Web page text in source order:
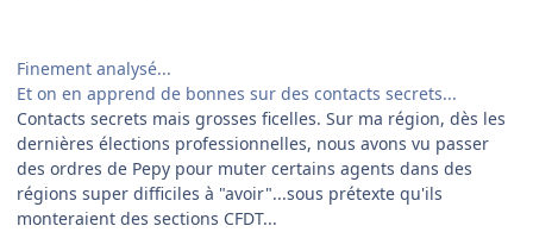
Finement analysé...
Et on en apprend de bonnes sur des contacts secrets...
Contacts secrets mais grosses ficelles. Sur ma région, dès les
dernières élections professionnelles, nous avons vu passer
des ordres de Pepy pour muter certains agents dans des
régions super difficiles à "avoir"...sous prétexte qu'ils
monteraient des sections CFDT...